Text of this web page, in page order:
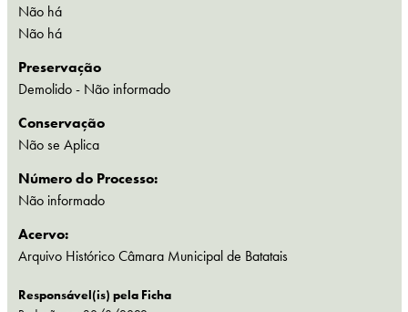
Não há
Não há
Preservação
Demolido- Não informado
Conservação
Não se Aplica
Número do Processo:
Não informado
Acervo:
Arquivo Histórico Câmara Municipal de Batatais
Responsável(is) pela Ficha